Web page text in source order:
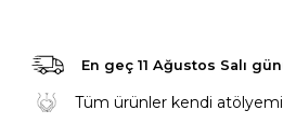
En geç 11 Ağustos Salı
Tüm ürünler kendi